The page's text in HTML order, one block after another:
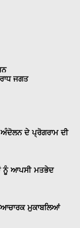
ਜਗਤ
ਦੇ ਪ੍ਰੋਗਰਾਮ ਦੀ
ਨੂੰ ਆਪਸੀ ਮਤਭੇਦ
ਮੁਕਾਬਲਿਆਂ